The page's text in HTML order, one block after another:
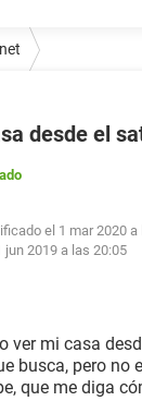
desde el
el 1 mar 2020 a
jun 2019 a las 20:05
ver mi casa
busca, pero no
que me diga